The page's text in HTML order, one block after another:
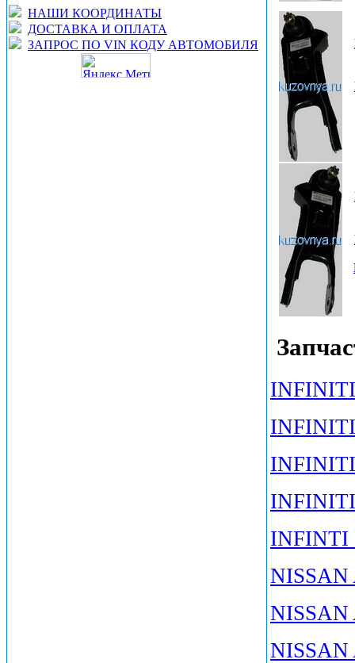
НАШИ КООРДИНАТЫ
ДОСТАВКА И ОПЛАТА
ЗАПРОС ПО VIN КОДУ АВТОМОБИЛЯ
INFINTI
NISSAN
NISSAN
NISSAN